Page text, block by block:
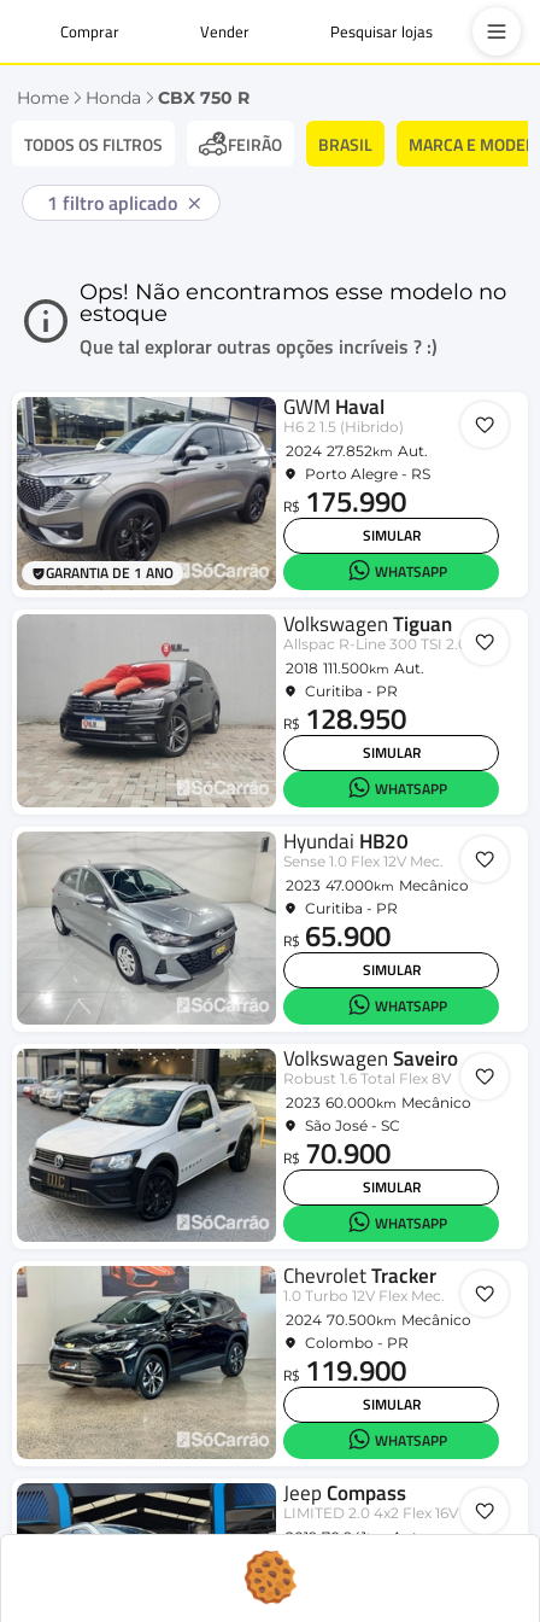
Comprar Vender Pesquisar lojas
Home Honda CBX 750 R
TODOS OS FILTROS FEIRÃO BRASIL MARCA E
1 filtro aplicado
Ops! Não encontramos esse modelo no
estoque
Que tal explorar outras opções incríveis ? :)
GARANTIA DE 1 ANO
GWM Haval
H6 2 1.5 (Hibrido)
2024 27.852km Aut.
Porto Alegre - RS
R$ 175.990
SIMULAR
WHATSAPP
VolkswagenTiguan
Allspac R-Line 300 TSI 2.0
2018 111.500km Aut.
Curitiba - PR
R$ 128.950
SIMULAR
WHATSAPP
Hyundai HB20
Sense 1.0 Flex 12V Mec.
2023 47.000km Mecânico
Curitiba - PR
R$ 65.900
SIMULAR
WHATSAPP
VolkswagenSaveiro
Robust 1.6 Total Flex 8V
2023 60.000km Mecânico
São José - SC
R$ 70.900
SIMULAR
WHATSAPP
ChevroletTracker
1.0 Turbo 12V Flex Mec.
2024 70.500km Mecânico
Colombo - PR
R$ 119.900
SIMULAR
WHATSAPP
Jeep Compass
LIMITED 2.0 4x2 Flex 16V Aut.
2019 70.941km Aut.
R$